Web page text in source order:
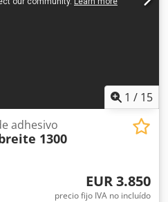
1 / 15
adhesivo
1300
EUR 3.850
precio fijo IVA no incluído